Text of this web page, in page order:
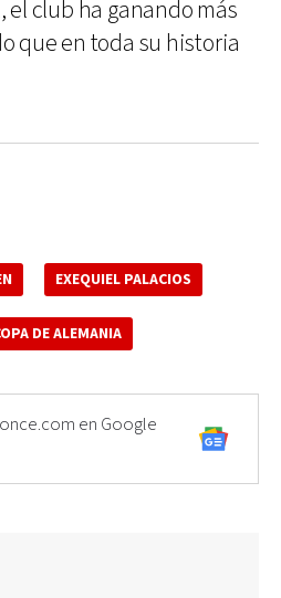
el club ha ganando más
que en toda su historia
EXEQUIEL PALACIOS
DE ALEMANIA
en Google